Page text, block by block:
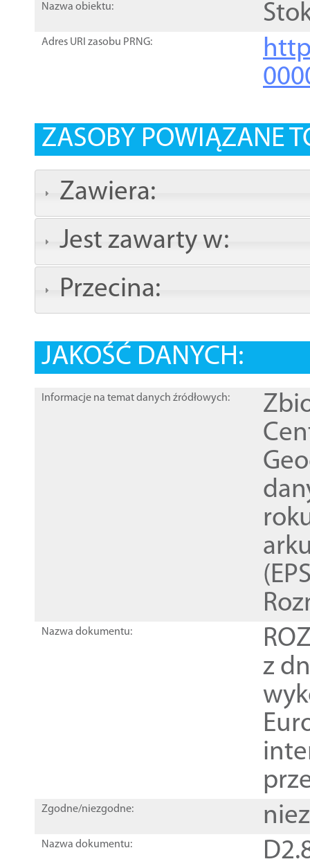
Nazwa obiektu:
Adres URI zasobu PRNG:
ZASOBY POWIĄZANE
Zawiera:
Jest zawarty w:
Przecina:
JAKOŚĆ DANYCH:
Informacje na temat danych źródłowych:
Nazwa dokumentu:
z
Zgodne/niezgodne:
Nazwa dokumentu: